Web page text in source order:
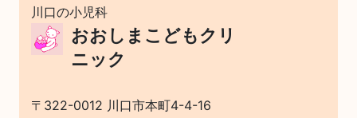
川口の小児科
おおしまこどもクリ
ニック
〒322-0012 川口市本町4-4-16